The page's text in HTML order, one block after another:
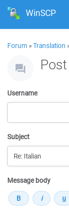
WinSCP
Forum »Translation
Username
Subject
Message body